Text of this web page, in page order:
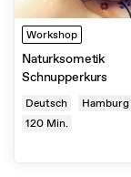
Workshop
Naturksometik
Schnupperkurs
Deutsch Hamburg
120 Min.